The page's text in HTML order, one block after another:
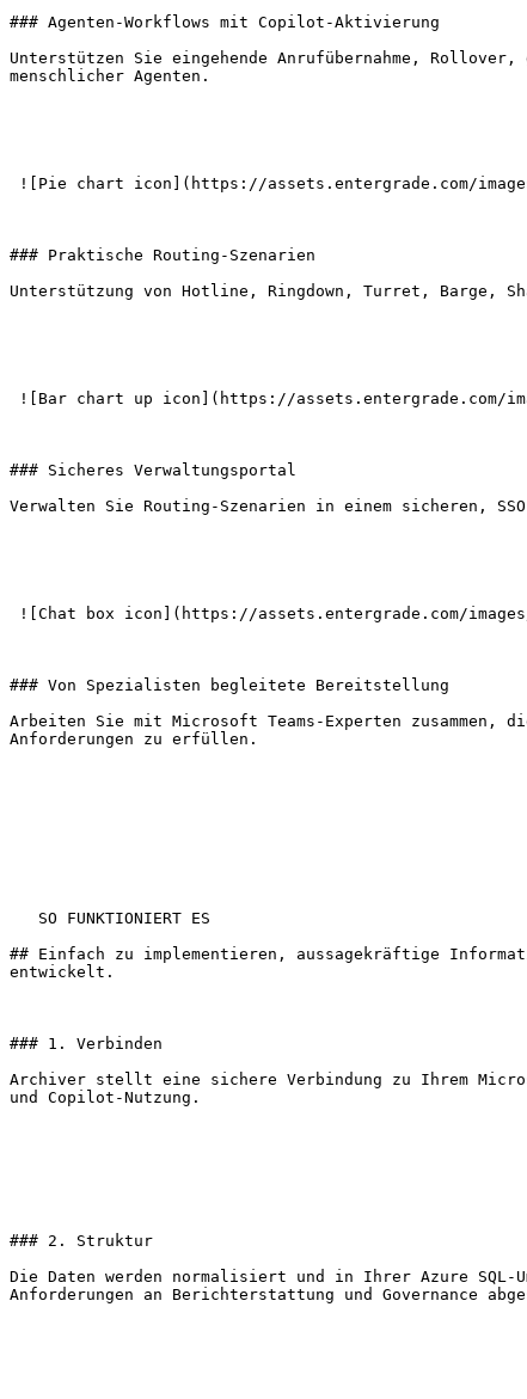
### Agenten-Workflows mit Copilot-Aktivierung
Unterstützen Sie eingehende Anrufübernahme,
menschlicher Agenten.
### Praktische Routing-Szenarien
Unterstützung von Hotline, Ringdown, Turret, Barge,
### Sicheres Verwaltungsportal
Verwalten Sie Routing-Szenarien in einem sicheren,
### Von Spezialisten begleitete Bereitstellung
Arbeiten Sie mit Microsoft Teams-Experten
Anforderungen zu erfüllen.
## Einfach zu implementieren, aussagekräftige
entwickelt.
### 1. Verbinden
Archiver stellt eine sichere Verbindung zu Ihrem
und Copilot-Nutzung.
### 2. Struktur
Die Daten werden normalisiert und in Ihrer Azure
Anforderungen an Berichterstattung und Governance